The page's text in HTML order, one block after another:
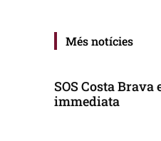
Més notícies
SOS Costa
immediata